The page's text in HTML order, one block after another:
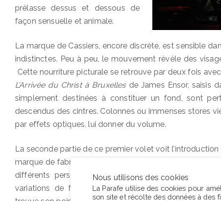
prélasse dessus et dessous de
façon sensuelle et animale.
La marque de Cassiers, encore discrète, est sensible
indistinctes. Peu à peu, le mouvement révèle des
Cette nourriture picturale se retrouve par deux fois
L’Arrivée du Christ à Bruxellesde James Ensor, saisis
simplement destinées à constituer un fond, sont
descendus des cintres. Colonnes ou immenses stores
par effets optiques, lui donner du volume.
La seconde partie de ce premier volet voit
marque de fabrique de Guy Cassiers est ici employée
différents personnages. L’alternance des points de
variations de focalisation auquel Musil procède à
Nous utilisons des cookies
La Parafe utilise des cookies pour
son site et récolte des données à des